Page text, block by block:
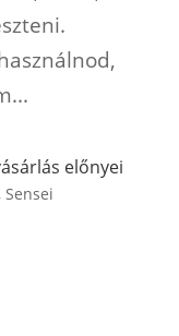
előnyei
Sensei